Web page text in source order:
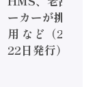
ーカーが挑むデ
用 など（2026
22日発行）